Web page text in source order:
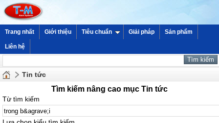
Trang nhất Giới thiệu Tiêu chuẩn Giải pháp Sản phẩm
Liên hệ
Tin tức
Tìm kiếm nâng cao mục Tin tức
Từ tìm kiếm